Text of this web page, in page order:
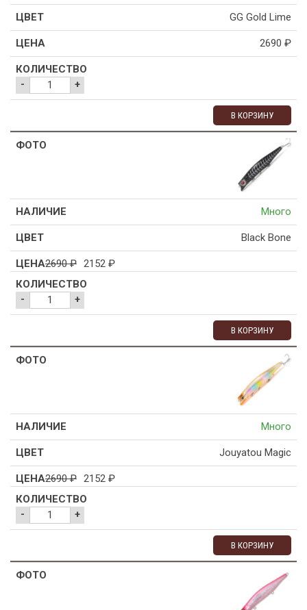
GG Gold Lime
2690 ₽
- +
В КОРЗИНУ
Много
Black Bone
2690₽ 2152 ₽
- +
В КОРЗИНУ
Много
Jouyatou Magic
2690₽ 2152 ₽
- +
В КОРЗИНУ